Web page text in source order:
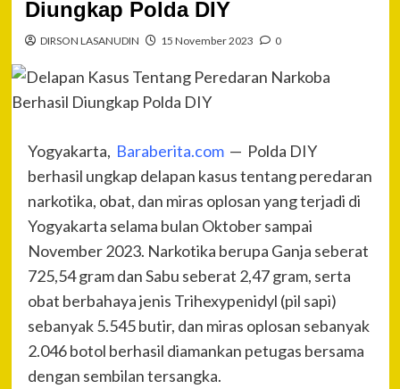
Diungkap Polda DIY
DIRSON LASANUDIN 15 November 2023 0
Yogyakarta, Baraberita.com — Polda DIY
berhasil ungkap delapan kasus tentang peredaran
narkotika, obat, dan miras oplosan yang terjadi di
Yogyakarta selama bulan Oktober sampai
November 2023. Narkotika berupa Ganja seberat
725,54 gram dan Sabu seberat 2,47 gram, serta
obat berbahaya jenis Trihexypenidyl (pil sapi)
sebanyak 5.545 butir, dan miras oplosan sebanyak
2.046 botol berhasil diamankan petugas bersama
dengan sembilan tersangka.